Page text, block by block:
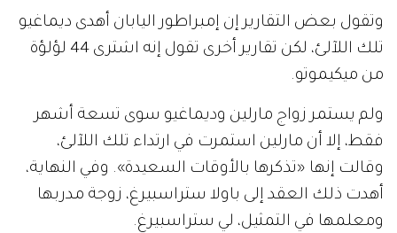
وتقول بعض التقارير إن إمبراطور اليابان أهدى ديماغيو
تلك اللآلئ، لكن تقارير أخرى تقول إنه اشترى 44 لؤلؤة
من ميكيموتو.
ولم يستمر زواج مارلين وديماغيو سوى تسعة أشهر
فقط، إلا أن مارلين استمرت في ارتداء تلك اللآلئ،
وقالت إنها «تذكرها بالأوقات السعيدة». وفي النهاية،
أهدت ذلك العقد إلى باولا ستراسبيرغ، زوجة مدربها
ومعلمها في التمثيل، لي ستراسبيرغ.